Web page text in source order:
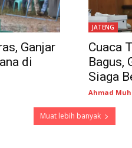
Ganjar
di
JATENG
Cuaca
Bagus,
Siaga
Ahmad
Muat lebih banyak